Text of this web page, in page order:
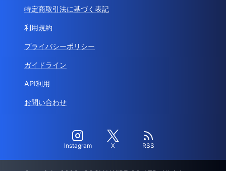
特定商取引法に基づく表記
利用規約
プライバシーポリシー
ガイドライン
API利用
お問い合わせ
Instagram X RSS